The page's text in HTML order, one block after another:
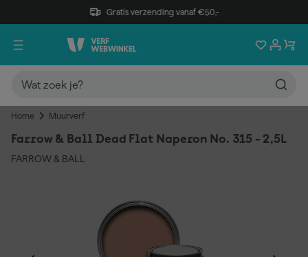
Gratis verzending vanaf €50,-
Home Muurverf
Farrow & Ball Dead Flat Naperon No. 315 - 2,5L
FARROW & BALL